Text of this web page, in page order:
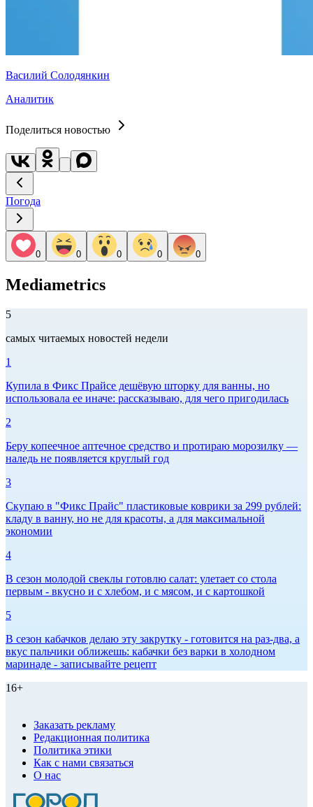
Василий Солодянкин
Аналитик
Поделиться новостью
Погода
0 0 0 0 0
Mediametrics
5
самых читаемых новостей недели
1
Купила в Фикс Прайсе дешёвую шторку для ванны, но
использовала ее иначе: рассказываю, для чего пригодилась
2
Беру копеечное аптечное средство и протираю морозилку —
наледь не появляется круглый год
3
Скупаю в "Фикс Прайс" пластиковые коврики за 299 рублей:
кладу в ванну, но не для красоты, а для максимальной
экономии
4
В сезон молодой свеклы готовлю салат: улетает со стола
первым - вкусно и с хлебом, и с мясом, и с картошкой
5
В сезон кабачков делаю эту закрутку - готовится на раз-два, а
вкус пальчики оближешь: кабачки без варки в холодном
маринаде - записывайте рецепт
16+
Заказать рекламу
Редакционная политика
Политика этики
Как с нами связаться
О нас